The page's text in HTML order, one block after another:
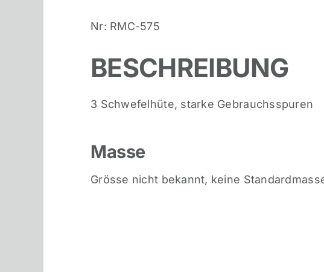
Nr: RMC-575
BESCHREIBUNG
3 Schwefelhüte, starke Gebrauchsspuren
Masse
Grösse nicht bekannt, keine